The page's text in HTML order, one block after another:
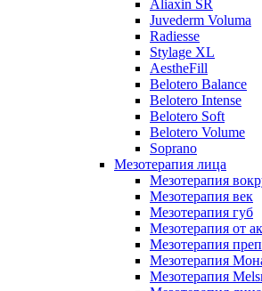
Aliaxin SR
Juvederm Voluma
Radiesse
Stylage XL
AestheFill
Belotero Balance
Belotero Intense
Belotero Soft
Belotero Volume
Soprano
Мезотерапия лица
Мезотерапия
Мезотерапия век
Мезотерапия губ
Мезотерапия от
Мезотерапия
Мезотерапия
Мезотерапия